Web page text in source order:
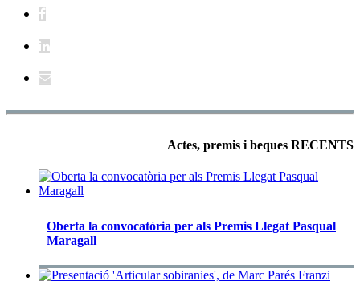
Actes, premis i beques RECENTS
Oberta la convocatòria per als Premis Llegat Pasqual
Maragall